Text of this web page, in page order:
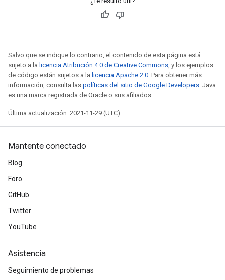
Salvo que se indique lo contrario, el contenido de esta página está
sujeto a la licencia Atribución 4.0 de Creative Commons, y los ejemplos
de código están sujetos a la licencia Apache 2.0. Para obtener más
información, consulta las políticas del sitio de Google Developers. Java
es una marca registrada de Oracle o sus afiliados.
Última actualización: 2021-11-29 (UTC)
Mantente conectado
Blog
Foro
GitHub
Twitter
YouTube
Asistencia
Seguimiento de problemas